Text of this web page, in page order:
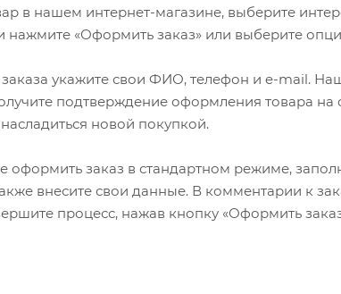
в нашем интернет-магазине, выберите
нажмите «Оформить заказ» или выберите
укажите свои ФИО, телефон и e-mail.
подтверждение оформления товара
новой покупкой.
оформить заказ в стандартном режиме,
внесите свои данные. В комментарии к
процесс, нажав кнопку «Оформить